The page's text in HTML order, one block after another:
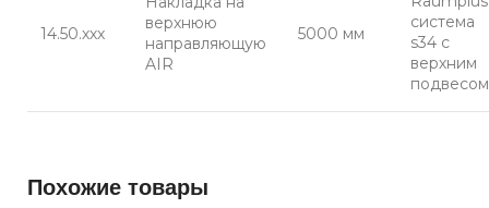
14.50.ххх
верхнюю
направляющую
AIR
5000 мм
Похожие товары